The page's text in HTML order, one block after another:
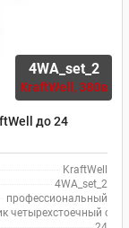
4WA_set_2
KraftWell,380в
до 24
KraftWell
4WA_set_2
профессиональный
четырехстоечный с